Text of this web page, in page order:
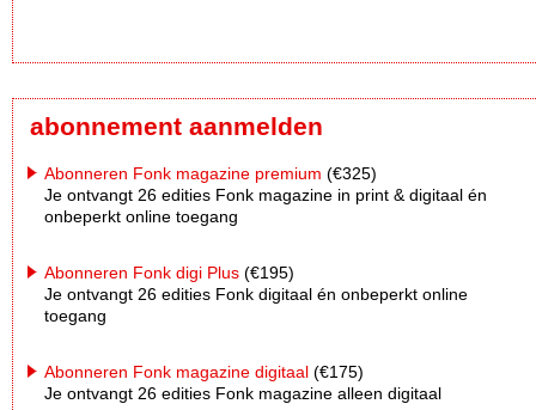
abonnement aanmelden
Abonneren Fonk magazine premium (€325)
Je ontvangt 26 edities Fonk magazine in print & digitaal én
onbeperkt online toegang
Abonneren Fonk digi Plus (€195)
Je ontvangt 26 edities Fonk digitaal én onbeperkt online
toegang
Abonneren Fonk magazine digitaal (€175)
Je ontvangt 26 edities Fonk magazine alleen digitaal